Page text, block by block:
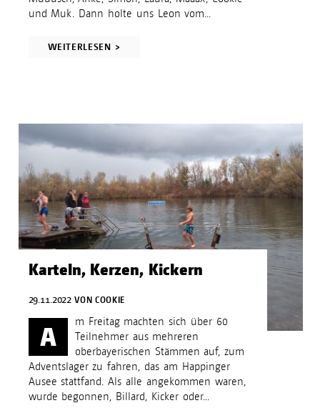
und Muk. Dann holte uns Leon vom...
WEITERLESEN >
Karteln, Kerzen, Kickern
29.11.2022 VON COOKIE
A
m Freitag machten sich über 60
Teilnehmer aus mehreren
oberbayerischen Stämmen auf, zum
Adventslager zu fahren, das am Happinger
Ausee stattfand. Als alle angekommen waren,
wurde begonnen, Billard, Kicker oder...